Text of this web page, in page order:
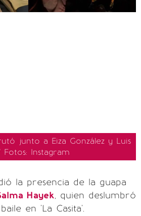
junto a Eiza González y Luis
Instagram
la presencia de la guapa
Hayek, quien deslumbró
en 'La Casita'.